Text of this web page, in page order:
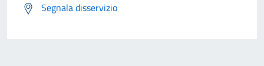
Segnala disservizio